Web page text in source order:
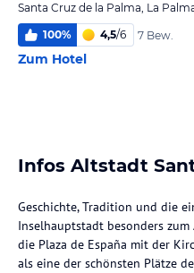
Santa Cruz de la Palma, La
100% 4,5/6 7 Bew.
Zum Hotel
Infos Altstadt
Geschichte, Tradition und die
Inselhauptstadt besonders
die Plaza de España mit der
als eine der schönsten Plätze